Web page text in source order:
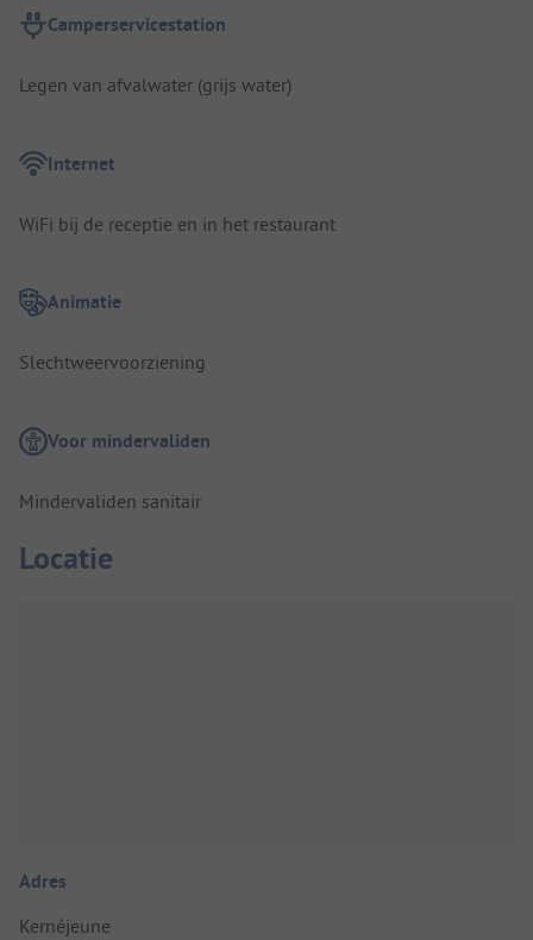
Camperservicestation
Legen van afvalwater (grijs water)
Internet
WiFi bij de receptie en in het restaurant
Animatie
Slechtweervoorziening
Voor mindervaliden
Mindervaliden sanitair
Locatie
Adres
Kernéjeune